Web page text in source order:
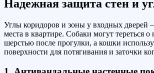
Надежная защита стен и
Углы коридоров и зоны у входных дверей
места в квартире. Собаки могут тереться о
шерстью после прогулки, а кошки
поверхности для потягивания и заточки